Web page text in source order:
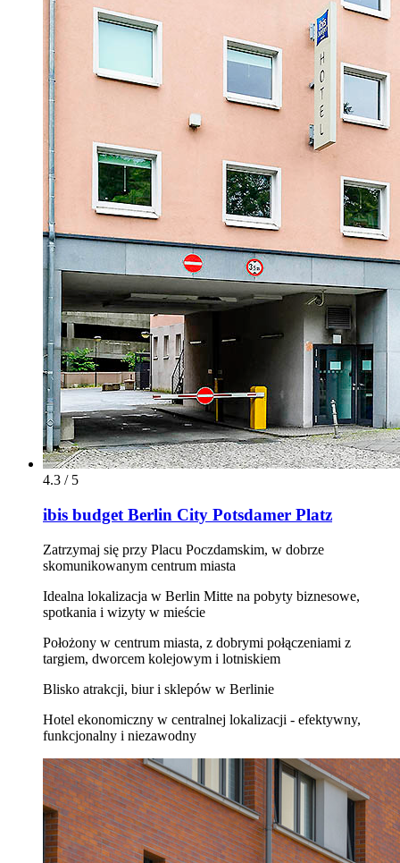
4.3 / 5
ibis budget Berlin City Potsdamer Platz
Zatrzymaj się przy Placu Poczdamskim, w dobrze
skomunikowanym centrum miasta
Idealna lokalizacja w Berlin Mitte na pobyty biznesowe,
spotkania i wizyty w mieście
Położony w centrum miasta, z dobrymi połączeniami z
targiem, dworcem kolejowym i lotniskiem
Blisko atrakcji, biur i sklepów w Berlinie
Hotel ekonomiczny w centralnej lokalizacji - efektywny,
funkcjonalny i niezawodny